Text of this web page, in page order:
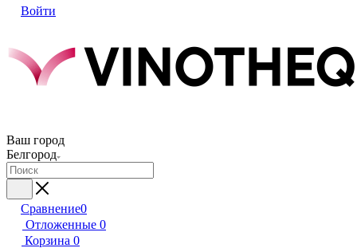
Войти
Ваш город
Белгород
Сравнение0
Отложенные 0
Корзина 0